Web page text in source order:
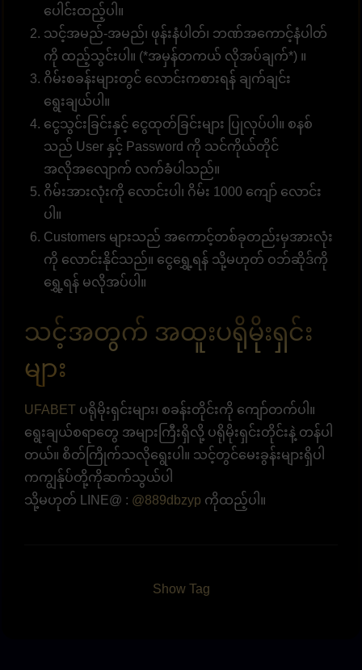
ပေါင်းထည့်ပါ။
သင့်အမည်-အမည်၊ ဖုန်းနံပါတ်၊ ဘဏ်အကောင့်နံပါတ်
ကို ထည့်သွင်းပါ။ (*အမှန်တကယ် လိုအပ်ချက်*) ။
ဂိမ်းစခန်းများတွင် လောင်းကစားရန် ချက်ချင်း
ရွေးချယ်ပါ။
ငွေသွင်းခြင်းနှင့် ငွေထုတ်ခြင်းများ ပြုလုပ်ပါ။ စနစ်
သည် User နှင့် Password ကို သင်ကိုယ်တိုင်
အလိုအလျောက် လက်ခံပါသည်။
ဂိမ်းအားလုံးကို လောင်းပါ၊ ဂိမ်း 1000 ကျော် လောင်း
ပါ။
Customers များသည် အကောင့်တစ်ခုတည်းမှအားလုံး
ကို လောင်းနိုင်သည်။ ငွေရွှေ့ရန် သို့မဟုတ် ဝဘ်ဆိုဒ်ကို
ရွှေ့ရန် မလိုအပ်ပါ။
သင့်အတွက် အထူးပရိုမိုးရှင်း
များ
UFABET ပရိုမိုးရှင်းများ၊ စခန်းတိုင်းကို ကျော်တက်ပါ။
ရွေးချယ်စရာတွေ အများကြီးရှိလို့ ပရိုမိုးရှင်းတိုင်းနဲ့ တန်ပါ
တယ်။ စိတ်ကြိုက်သလိုရွေးပါ။ သင့်တွင်မေးခွန်းများရှိပါ
ကကျွန်ုပ်တို့ကိုဆက်သွယ်ပါ
သို့မဟုတ် LINE@ : @889dbzyp ကိုထည့်ပါ။
Show Tag